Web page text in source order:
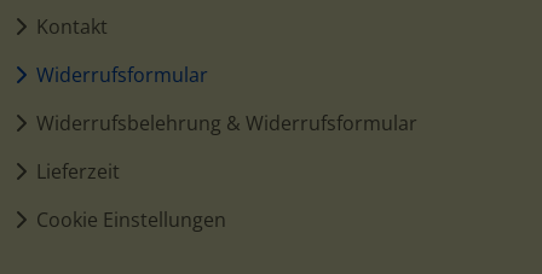
Kontakt
Widerrufsformular
Widerrufsbelehrung & Widerrufsformular
Lieferzeit
Cookie Einstellungen